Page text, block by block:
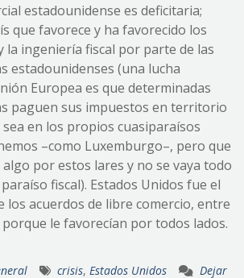
estadounidense es deficitaria;
que favorece y ha favorecido los
la ingeniería fiscal por parte de las
estadounidenses (una lucha
Europea es que determinadas
paguen sus impuestos en territorio
en los propios cuasiparaísos
–como Luxemburgo–, pero que
por estos lares y no se vaya todo
fiscal). Estados Unidos fue el
acuerdos de libre comercio, entre
le favorecían por todos lados.
crisis, Estados Unidos
Dejar